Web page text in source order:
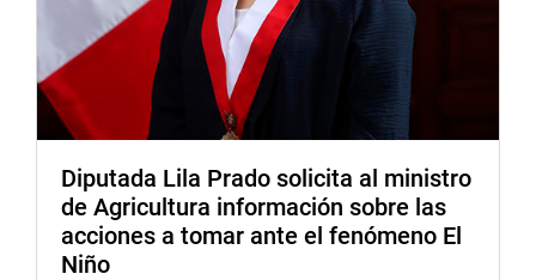
Diputada Lila Prado solicita al ministro
de Agricultura información sobre las
acciones a tomar ante el fenómeno El
Niño